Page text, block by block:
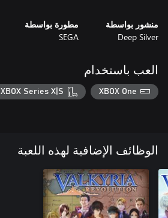
منشور بواسطة
Deep Silver
مطورة بواسطة
SEGA
العب باستخدام
XBOX One
XBOX Series X|S
الوظائف الإضافية لهذه اللعبة